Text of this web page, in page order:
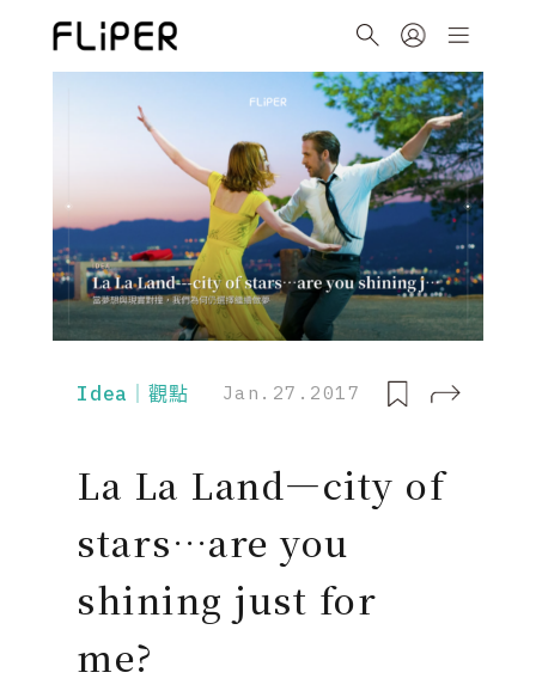
Idea｜觀點 Jan.27.2017
La La Land—city of
stars…are you
shining just for
me?